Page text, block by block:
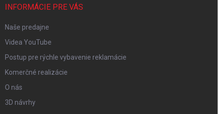
INFORMÁCIE PRE VÁS
Naše predajne
Videa YouTube
Postup pre rýchle vybavenie reklamácie
Komerčné realizácie
O nás
3D návrhy